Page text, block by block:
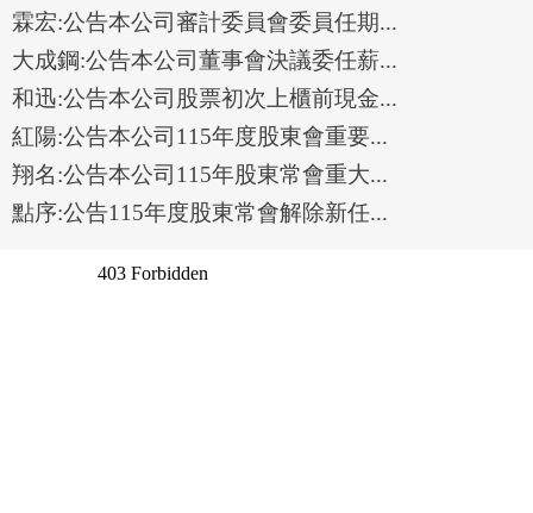
霖宏:公告本公司審計委員會委員任期...
大成鋼:公告本公司董事會決議委任薪...
和迅:公告本公司股票初次上櫃前現金...
紅陽:公告本公司115年度股東會重要...
翔名:公告本公司115年股東常會重大...
點序:公告115年度股東常會解除新任...